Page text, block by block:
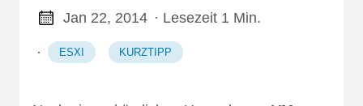
Jan 22, 2014 · Lesezeit 1 Min.
· ESXI KURZTIPP